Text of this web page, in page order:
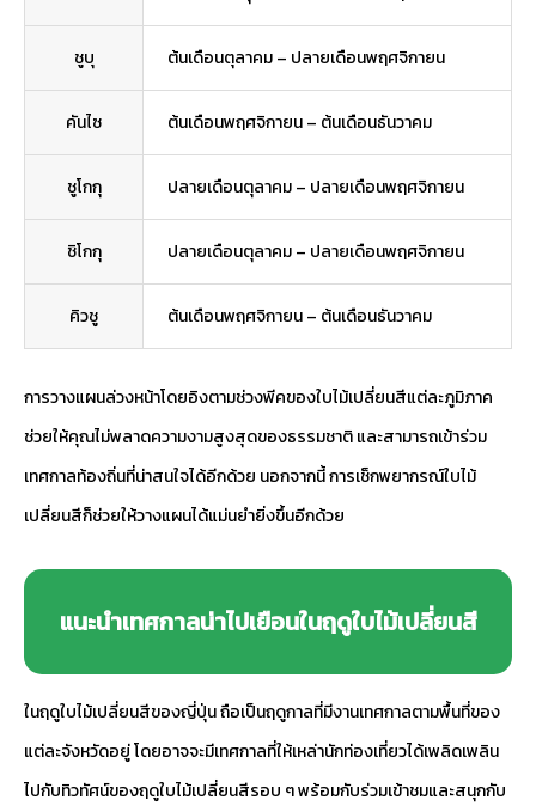
ชูบุ ต้นเดือนตุลาคม – ปลายเดือนพฤศจิกายน
คันไซ ต้นเดือนพฤศจิกายน – ต้นเดือนธันวาคม
ชูโกกุ ปลายเดือนตุลาคม – ปลายเดือนพฤศจิกายน
ชิโกกุ ปลายเดือนตุลาคม – ปลายเดือนพฤศจิกายน
คิวชู ต้นเดือนพฤศจิกายน – ต้นเดือนธันวาคม
การวางแผนล่วงหน้าโดยอิงตามช่วงพีคของใบไม้เปลี่ยนสีแต่ละภูมิภาค
ช่วยให้คุณไม่พลาดความงามสูงสุดของธรรมชาติ และสามารถเข้าร่วม
เทศกาลท้องถิ่นที่น่าสนใจได้อีกด้วย นอกจากนี้ การเช็กพยากรณ์ใบไม้
เปลี่ยนสีก็ช่วยให้วางแผนได้แม่นยำยิ่งขึ้นอีกด้วย
แนะนำเทศกาลน่าไปเยือนในฤดูใบไม้เปลี่ยนสี
ในฤดูใบไม้เปลี่ยนสีของญี่ปุ่น ถือเป็นฤดูกาลที่มีงานเทศกาลตามพื้นที่ของ
แต่ละจังหวัดอยู่ โดยอาจจะมีเทศกาลที่ให้เหล่านักท่องเที่ยวได้เพลิดเพลิน
ไปกับทิวทัศน์ของฤดูใบไม้เปลี่ยนสีรอบ ๆ พร้อมกับร่วมเข้าชมและสนุกกับ